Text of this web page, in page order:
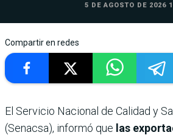
5 DE AGOSTO DE 2026
Compartir en redes
El Servicio Nacional de Calidad y
(Senacsa), informó que las